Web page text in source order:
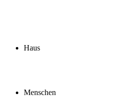
Haus
Menschen